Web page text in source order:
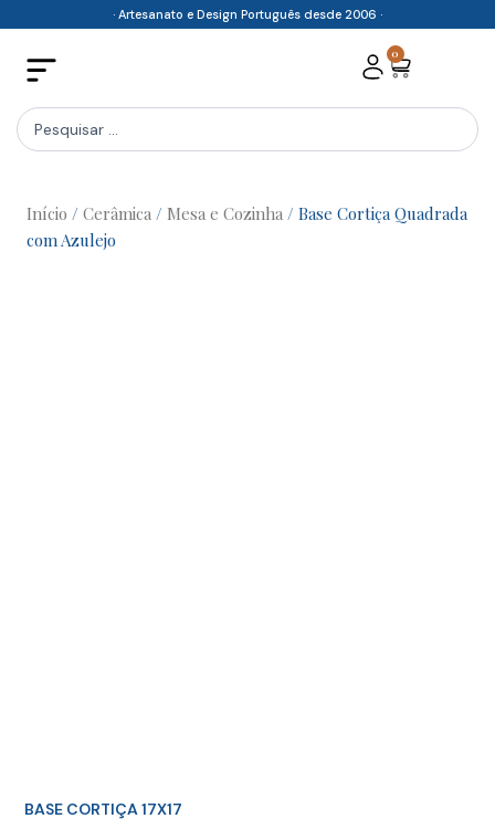
content
· Artesanato e Design Português desde 2006 ·
0
Cart
Search
...
Início / Cerâmica / Mesa e Cozinha / Base Cortiça Quadrada
com Azulejo
BASE CORTIÇA 17X17